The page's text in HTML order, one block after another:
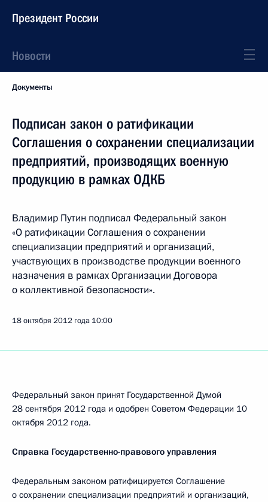
Президент России
Новости
Документы
Подписан закон о ратификации
Соглашения о сохранении специализации
предприятий, производящих военную
продукцию в рамках ОДКБ
Владимир Путин подписал Федеральный закон
«О ратификации Соглашения о сохранении
специализации предприятий и организаций,
участвующих в производстве продукции военного
назначения в рамках Организации Договора
о коллективной безопасности».
18 октября 2012 года 10:00
Федеральный закон принят Государственной Думой
28 сентября 2012 года и одобрен Советом Федерации 10
октября 2012 года.
Справка Государственно-правового управления
Федеральным законом ратифицируется Соглашение
о сохранении специализации предприятий и организаций,